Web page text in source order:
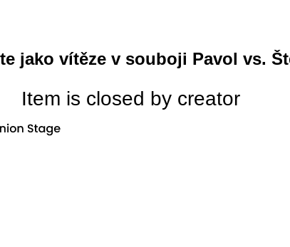
jako vítěze v souboji Pavol vs.
Item is closed by creator